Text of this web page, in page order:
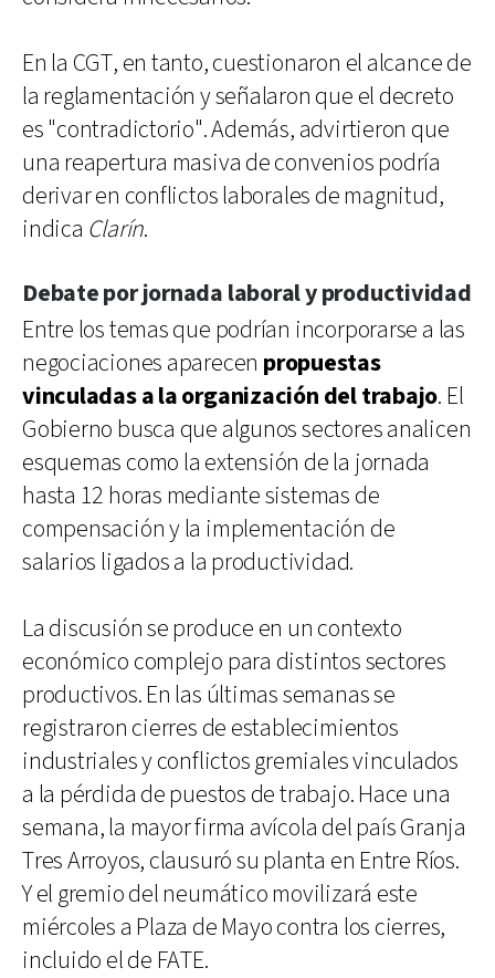
En la CGT, en tanto, cuestionaron el alcance de
la reglamentación y señalaron que el decreto
es "contradictorio". Además, advirtieron que
una reapertura masiva de convenios podría
derivar en conflictos laborales de magnitud,
indica Clarín.
Debate por jornada laboral y productividad
Entre los temas que podrían incorporarse a las
negociaciones aparecen propuestas
vinculadas a la organización del trabajo. El
Gobierno busca que algunos sectores analicen
esquemas como la extensión de la jornada
hasta 12 horas mediante sistemas de
compensación y la implementación de
salarios ligados a la productividad.
La discusión se produce en un contexto
económico complejo para distintos sectores
productivos. En las últimas semanas se
registraron cierres de establecimientos
industriales y conflictos gremiales vinculados
a la pérdida de puestos de trabajo. Hace una
semana, la mayor firma avícola del país Granja
Tres Arroyos, clausuró su planta en Entre Ríos.
Y el gremio del neumático movilizará este
miércoles a Plaza de Mayo contra los cierres,
incluido el de FATE.